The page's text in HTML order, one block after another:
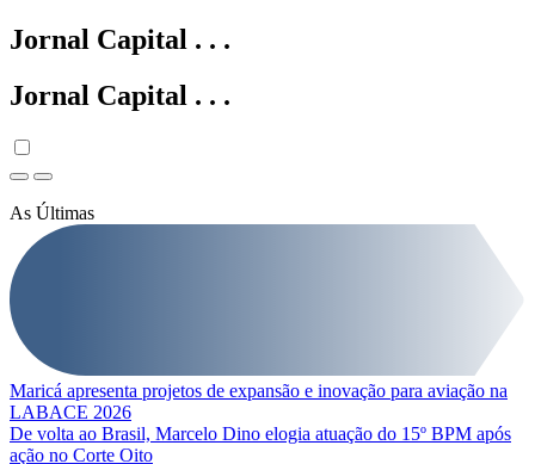
Jornal Capital . . .
Jornal Capital . . .
As Últimas
Maricá apresenta projetos de expansão e inovação para aviação na
LABACE 2026
De volta ao Brasil, Marcelo Dino elogia atuação do 15º BPM após
ação no Corte Oito